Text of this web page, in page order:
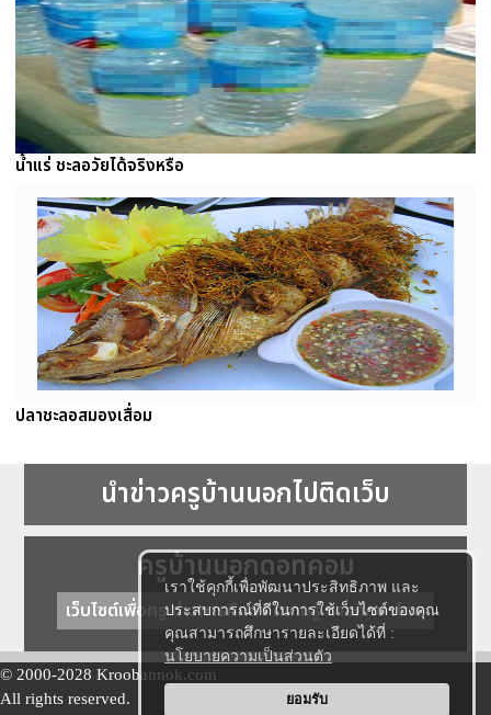
เราใช้คุกกี้เพื่อพัฒนาประสิทธิภาพ และ
ประสบการณ์ที่ดีในการใช้เว็บไซต์ของคุณ
คุณสามารถศึกษารายละเอียดได้ที่ :
นโยบายความเป็นส่วนตัว
ยอมรับ
น้ำแร่ ชะลอวัยได้จริงหรือ
ปลาชะลอสมองเสื่อม
นำข่าวครูบ้านนอกไปติดเว็บ
ครูบ้านนอกดอทคอม
เว็บไซต์เพื่อครู ข่าวการศึกษา ความรู้ การศึกษาไทย
© 2000-2028 Kroobannok.com
All rights reserved.